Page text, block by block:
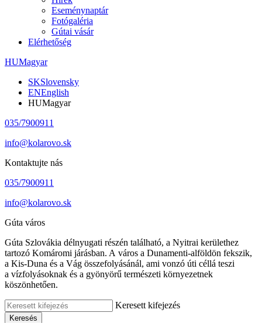
Eseménynaptár
Fotógaléria
Gútai vásár
Elérhetőség
HUMagyar
SKSlovensky
ENEnglish
HUMagyar
035/7900911
info@kolarovo.sk
Kontaktujte nás
035/7900911
info@kolarovo.sk
Gúta város
Gúta Szlovákia délnyugati részén található, a Nyitrai kerülethez
tartozó Komáromi járásban. A város a Dunamenti-alföldön fekszik,
a Kis-Duna és a Vág összefolyásánál, ami vonzó úti céllá teszi
a vízfolyásoknak és a gyönyörű természeti környezetnek
köszönhetően.
Keresett kifejezés
Keresés